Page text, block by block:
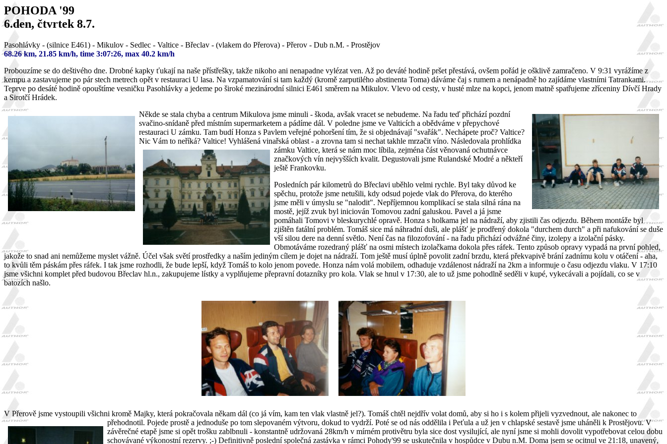
POHODA '99
6.den, čtvrtek 8.7.
Pasohlávky - (silnice E461) - Mikulov - Sedlec - Valtice - Břeclav - (vlakem do Přerova) - Přerov - Dub n.M. - Prostějov
68.26 km, 21.85 km/h, time 3:07:26, max 40.2 km/h
Probouzíme se do deštivého dne. Drobné kapky ťukají na naše přístřešky, takže nikoho ani nenapadne vylézat ven. Až po deváté hodině pršet přestává, ovšem pořád je ošklivě zamračeno. V 9:31 vyrážíme z
kempu a zastavujeme po pár stech metrech opět v restauraci U lasa. Na vzpamatování si tam každý (kromě zarputilého abstinenta Toma) dáváme čaj s rumem a nenápadně ho zajídáme vlastními Tatrankami.
Teprve po desáté hodině opouštíme vesničku Pasohlávky a jedeme po široké mezinárodní silnici E461 směrem na Mikulov. Vlevo od cesty, v husté mlze na kopci, jenom matně spatřujeme zříceniny Dívčí Hrady
a Sirotčí Hrádek.
Někde se stala chyba a centrum Mikulova jsme minuli - škoda, avšak vracet se nebudeme. Na řadu teď přichází pozdní
svačino-snídaně před místním supermarketem a pádíme dál. V poledne jsme ve Valticích a obědváme v přepychové
restauraci U zámku. Tam budí Honza s Pavlem veřejné pohoršení tím, že si objednávají "svařák". Nechápete proč? Valtice?
Nic Vám to neříká? Valtice! Vyhlášená vinařská oblast - a zrovna tam si nechat takhle mrzačit víno. Následovala prohlídka
zámku Valtice, která se nám moc líbila, zejména část věnovaná ochutnávce
značkových vín nejvyšších kvalit. Degustovali jsme Rulandské Modré a někteří
ještě Frankovku.
Posledních pár kilometrů do Břeclavi uběhlo velmi rychle. Byl taky důvod ke
spěchu, protože jsme netušili, kdy odsud pojede vlak do Přerova, do kterého
jsme měli v úmyslu se "nalodit". Nepříjemnou komplikací se stala silná rána na
mostě, jejíž zvuk byl iniciován Tomovou zadní galuskou. Pavel a já jsme
pomáhali Tomovi v bleskurychlé opravě. Honza s holkama jel na nádraží, aby zjistili čas odjezdu. Během montáže byl
zjištěn fatální problém. Tomáš sice má náhradní duši, ale plášť je prodřený dokola "durchem durch" a při nafukování se duše
vší silou dere na denní světlo. Není čas na filozofování - na řadu přichází odvážné činy, izolepy a izolační pásky.
Obmotáváme rozedraný plášť na osmi místech izolačkama dokola přes ráfek. Tento způsob opravy vypadá na první pohled,
jakože to snad ani nemůžeme myslet vážně. Účel však světí prostředky a naším jediným cílem je dojet na nádraží. Tom ještě musí úplně povolit zadní brzdu, která překvapivě brání zadnímu kolu v otáčení - aha,
to kvůli těm páskám přes ráfek. I tak jsme rozhodli, že bude lepší, když Tomáš to kolo jenom povede. Honza nám volá mobilem, odhaduje vzdálenost nádraží na 2km a informuje o času odjezdu vlaku. V 17:10
jsme všichni komplet před budovou Břeclav hl.n., zakupujeme lístky a vyplňujeme přepravní dotazníky pro kola. Vlak se hnul v 17:30, ale to už jsme pohodlně seděli v kupé, vykecávali a pojídali, co se v
batozích našlo.
V Přerově jsme vystoupili všichni kromě Majky, která pokračovala někam dál (co já vím, kam ten vlak vlastně jel?). Tomáš chtěl nejdřív volat domů, aby si ho i s kolem přijeli vyzvednout, ale nakonec to
přehodnotil. Pojede prostě a jednoduše po tom slepovaném výtvoru, dokud to vydrží. Poté se od nás oddělila i Peťula a už jen v chlapské sestavě jsme uháněli k Prostějovu. V
závěrečné etapě jsme si opět trošku zablbnuli - konstantně udržovaná 28km/h v mírném protivětru byla sice dost vysilující, ale nyní jsme si mohli dovolit vypotřebovat celou dobu
schovávané výkonostní rezervy. ;-) Definitivně poslední společná zastávka v rámci Pohody'99 se uskutečnila v hospůdce v Dubu n.M. Doma jsem se ocitnul ve 21:18, unavený,